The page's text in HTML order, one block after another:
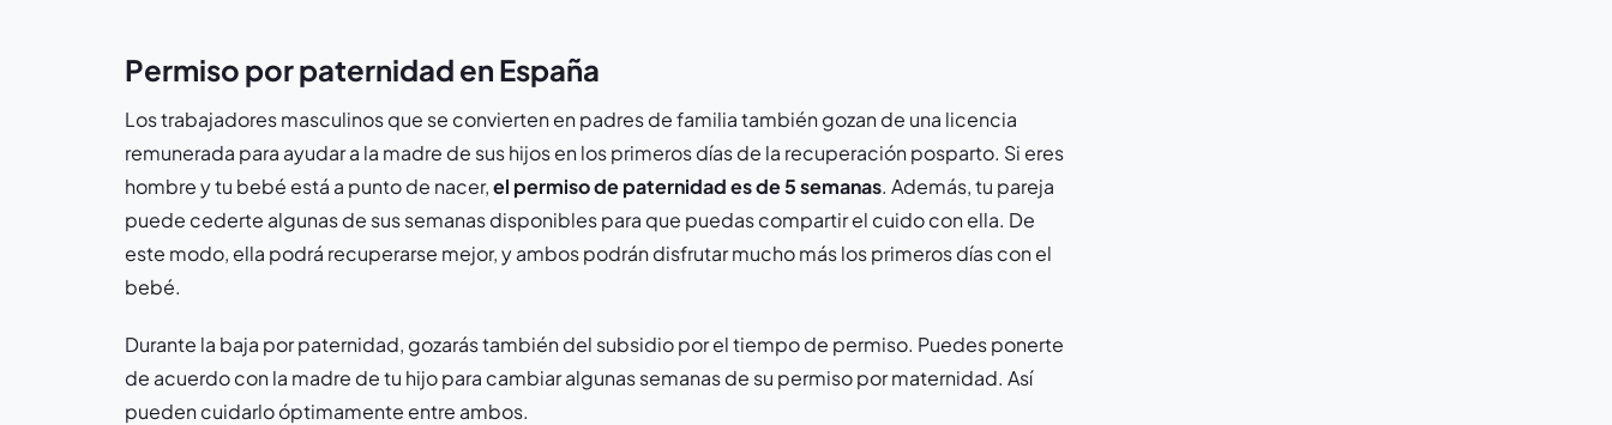
Permiso por paternidad en España
Los trabajadores masculinos que se convierten en padres de familia también gozan de una licencia
remunerada para ayudar a la madre de sus hijos en los primeros días de la recuperación posparto. Si eres
hombre y tu bebé está a punto de nacer,el permiso de paternidad es de 5 semanas. Además, tu pareja
puede cederte algunas de sus semanas disponibles para que puedas compartir el cuido con ella. De
este modo, ella podrá recuperarse mejor, y ambos podrán disfrutar mucho más los primeros días con el
bebé.
Durante la baja por paternidad, gozarás también del subsidio por el tiempo de permiso. Puedes ponerte
de acuerdo con la madre de tu hijo para cambiar algunas semanas de su permiso por maternidad. Así
pueden cuidarlo óptimamente entre ambos.